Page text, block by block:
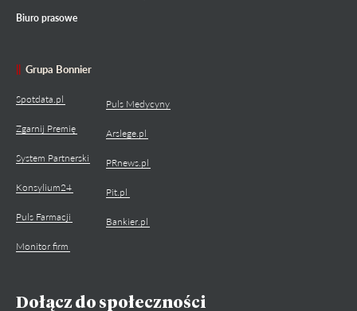
Biuro prasowe
Grupa Bonnier
Spotdata.pl
Zgarnij Premię
System Partnerski
Konsylium24
Puls Farmacji
Monitor firm
Puls Medycyny
Arslege.pl
PRnews.pl
Pit.pl
Bankier.pl
Dołącz do społeczności